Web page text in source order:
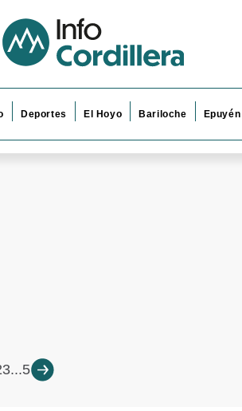
Deportes El Hoyo Bariloche Epuyén
3...5